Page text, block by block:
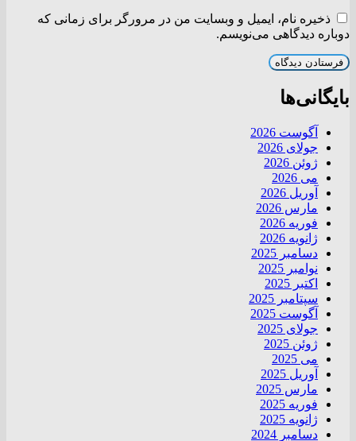
ذخیره نام، ایمیل و وبسایت من در مرورگر برای زمانی که
دوباره دیدگاهی می‌نویسم.
بایگانی‌ها
آگوست 2026
جولای 2026
ژوئن 2026
می 2026
آوریل 2026
مارس 2026
فوریه 2026
ژانویه 2026
دسامبر 2025
نوامبر 2025
اکتبر 2025
سپتامبر 2025
آگوست 2025
جولای 2025
ژوئن 2025
می 2025
آوریل 2025
مارس 2025
فوریه 2025
ژانویه 2025
دسامبر 2024